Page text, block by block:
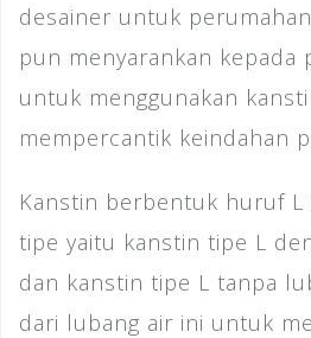
desainer untuk
pun menyarankan kepada
untuk menggunakan
mempercantik keindahan
Kanstin berbentuk huruf L
tipe yaitu kanstin tipe L
dan kanstin tipe L tanpa
dari lubang air ini untuk